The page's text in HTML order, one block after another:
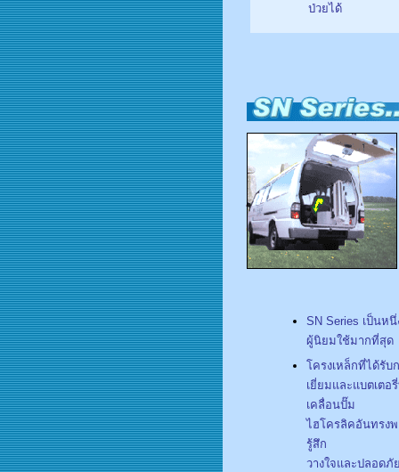
ป่วยได้
SN Series เป็นห
ผู้นิยมใช้มากที่สุด
โครงเหล็กที่ได้รับ
เยี่ยมและแบตเตอ
เคลื่อนปั๊ม
ไฮโครลิคอันทรง
รู้สึก
วางใจและปลอดภั